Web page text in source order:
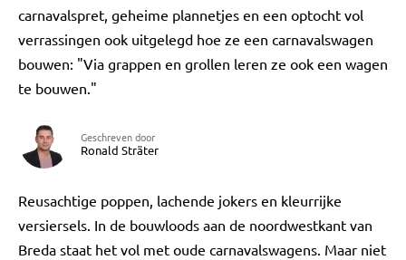
carnavalspret, geheime plannetjes en een optocht vol
verrassingen ook uitgelegd hoe ze een carnavalswagen
bouwen: "Via grappen en grollen leren ze ook een wagen
te bouwen."
Geschreven door
Ronald Sträter
Reusachtige poppen, lachende jokers en kleurrijke
versiersels. In de bouwloods aan de noordwestkant van
Breda staat het vol met oude carnavalswagens. Maar niet